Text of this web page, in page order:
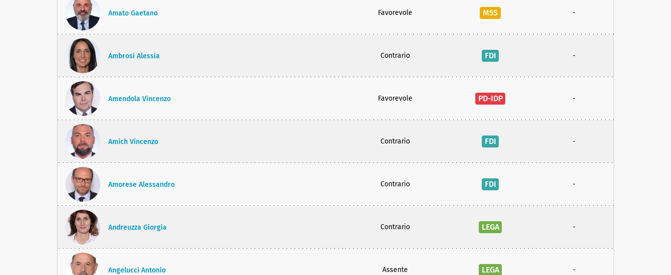
Amato Gaetano Favorevole M5S -
Ambrosi Alessia Contrario FDI -
Amendola Vincenzo Favorevole PD-IDP -
Amich Vincenzo Contrario FDI -
Amorese Alessandro Contrario FDI -
Andreuzza Giorgia Contrario LEGA -
Angelucci Antonio Assente LEGA -